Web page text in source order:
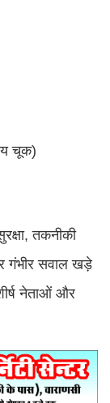
चूक)
तकनीकी
गंभीर सवाल खड़े
नेताओं और